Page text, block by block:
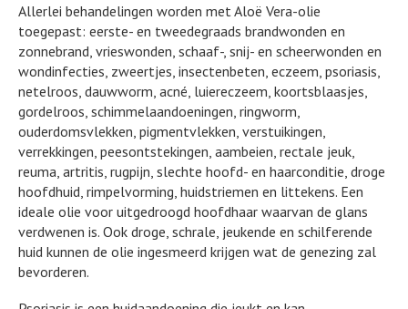
Allerlei behandelingen worden met Aloë Vera-olie
toegepast: eerste- en tweedegraads brandwonden en
zonnebrand, vrieswonden, schaaf-, snij- en scheerwonden en
wondinfecties, zweertjes, insectenbeten, eczeem, psoriasis,
netelroos, dauwworm, acné, luiereczeem, koortsblaasjes,
gordelroos, schimmelaandoeningen, ringworm,
ouderdomsvlekken, pigmentvlekken, verstuikingen,
verrekkingen, peesontstekingen, aambeien, rectale jeuk,
reuma, artritis, rugpijn, slechte hoofd- en haarconditie, droge
hoofdhuid, rimpelvorming, huidstriemen en littekens. Een
ideale olie voor uitgedroogd hoofdhaar waarvan de glans
verdwenen is. Ook droge, schrale, jeukende en schilferende
huid kunnen de olie ingesmeerd krijgen wat de genezing zal
bevorderen.